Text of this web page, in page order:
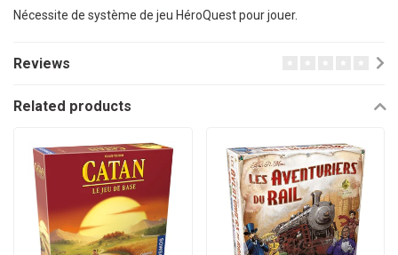
Nécessite de système de jeu HéroQuest pour jouer.
Reviews
Related products